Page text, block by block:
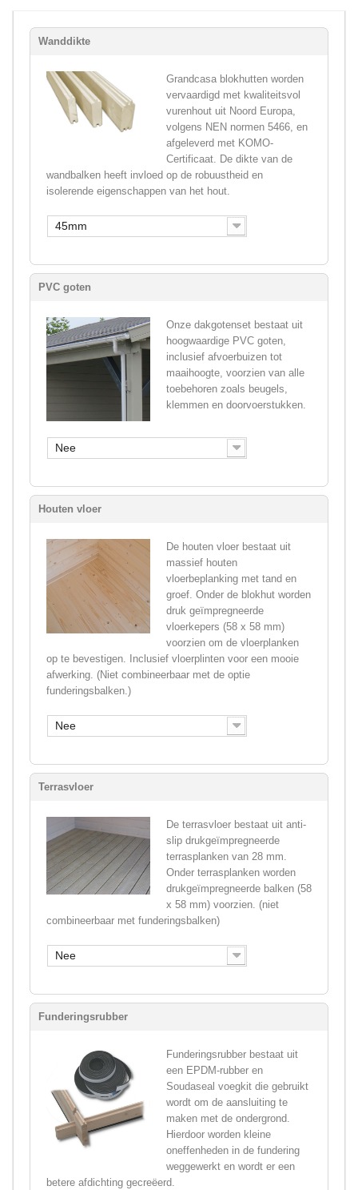
Wanddikte
Grandcasa blokhutten worden
vervaardigd met kwaliteitsvol
vurenhout uit Noord Europa,
volgens NEN normen 5466, en
afgeleverd met KOMO-
Certificaat. De dikte van de
wandbalken heeft invloed op de robuustheid en
isolerende eigenschappen van het hout.
45mm
PVC goten
Onze dakgotenset bestaat uit
hoogwaardige PVC goten,
inclusief afvoerbuizen tot
maaihoogte, voorzien van alle
toebehoren zoals beugels,
klemmen en doorvoerstukken.
Nee
Houten vloer
De houten vloer bestaat uit
massief houten
vloerbeplanking met tand en
groef. Onder de blokhut worden
druk geïmpregneerde
vloerkepers (58 x 58 mm)
voorzien om de vloerplanken
op te bevestigen. Inclusief vloerplinten voor een mooie
afwerking. (Niet combineerbaar met de optie
funderingsbalken.)
Nee
Terrasvloer
De terrasvloer bestaat uit anti-
slip drukgeïmpregneerde
terrasplanken van 28 mm.
Onder terrasplanken worden
drukgeïmpregneerde balken (58
x 58 mm) voorzien. (niet
combineerbaar met funderingsbalken)
Nee
Funderingsrubber
Funderingsrubber bestaat uit
een EPDM-rubber en
Soudaseal voegkit die gebruikt
wordt om de aansluiting te
maken met de ondergrond.
Hierdoor worden kleine
oneffenheden in de fundering
weggewerkt en wordt er een
betere afdichting gecreëerd.